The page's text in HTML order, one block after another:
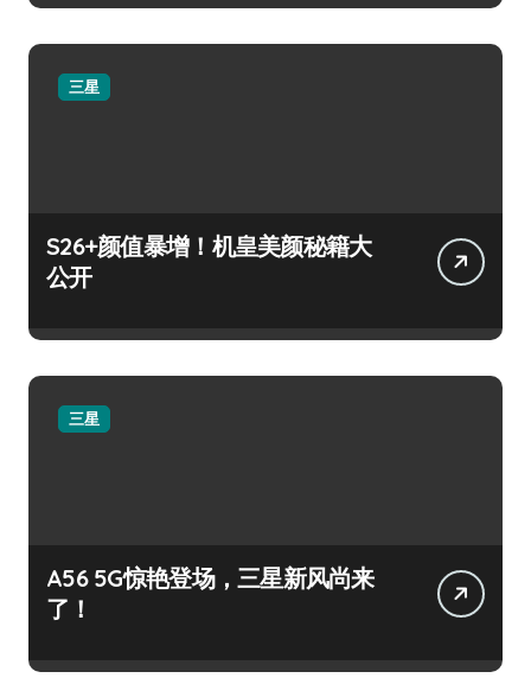
三星
S26+颜值暴增！机皇美颜秘籍大
公开
三星
A56 5G惊艳登场，三星新风尚来
了！